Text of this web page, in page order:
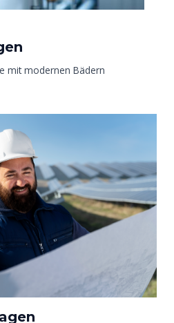
mit modernen Bädern